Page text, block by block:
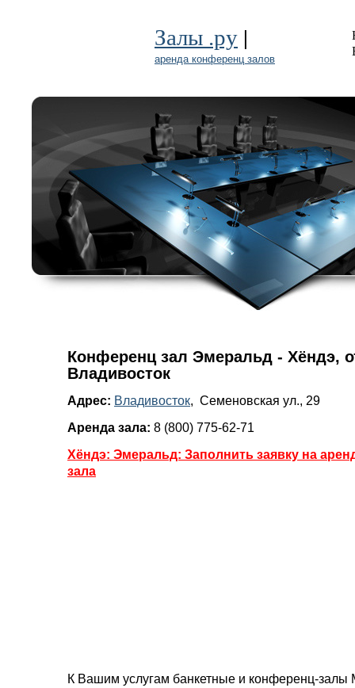
Залы .ру |
аренда конференц залов
Конференц зал Эмеральд - Хёндэ,
Владивосток
Адрес: Владивосток, Семеновская ул., 29
Аренда зала: 8 (800) 775-62-71
Хёндэ: Эмеральд: Заполнить заявку на
зала
К Вашим услугам банкетные и конференц-залы